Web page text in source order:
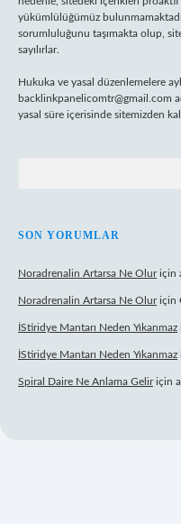
yükümlülüğümüz
sorumluluğunu taşımakta olup,
sayılırlar.
Hukuka ve yasal düzenlemelere
backlinkpanelicomtr@gmail.com
yasal süre içerisinde sitemizden
SON YORUMLAR
Noradrenalin Artarsa Ne Oluriçin
Noradrenalin Artarsa Ne Oluriçin
İStiridye Mantarı Neden Yıkanmaz
İStiridye Mantarı Neden Yıkanmaz
Spiral Daire Ne Anlama Geliriçin